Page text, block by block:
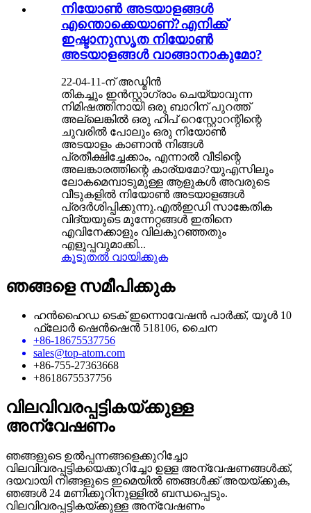
നിയോൺ അടയാളങ്ങൾ
എന്തൊക്കെയാണ്?എനിക്ക്
ഇഷ്ടാനുസൃത നിയോൺ
അടയാളങ്ങൾ വാങ്ങാനാകുമോ?
22-04-11-ന് അഡ്മിൻ
തികച്ചും ഇൻസ്റ്റാഗ്രാം ചെയ്യാവുന്ന
നിമിഷത്തിനായി ഒരു ബാറിന് പുറത്ത്
അല്ലെങ്കിൽ ഒരു ഹിപ് റെസ്റ്റോറന്റിന്റെ
ചുവരിൽ പോലും ഒരു നിയോൺ
അടയാളം കാണാൻ നിങ്ങൾ
പ്രതീക്ഷിച്ചേക്കാം, എന്നാൽ വീടിന്റെ
അലങ്കാരത്തിന്റെ കാര്യമോ?യുഎസിലും
ലോകമെമ്പാടുമുള്ള ആളുകൾ അവരുടെ
വീടുകളിൽ നിയോൺ അടയാളങ്ങൾ
പ്രദർശിപ്പിക്കുന്നു.എൽഇഡി സാങ്കേതിക
വിദ്യയുടെ മുന്നേറ്റങ്ങൾ ഇതിനെ
എവിനേക്കാളും വിലകുറഞ്ഞതും
എളുപ്പവുമാക്കി...
കൂടുതൽ വായിക്കുക
ഞങ്ങളെ സമീപിക്കുക
ഹൻഹൈഡ ടെക് ഇന്നൊവേഷൻ പാർക്ക്, യൂൾ 10
ഫ്ലോർ ഷെൻഷെൻ 518106, ചൈന
+86-18675537756
sales@top-atom.com
+86-755-27363668
+8618675537756
വിലവിവരപ്പട്ടികയ്ക്കുള്ള
അന്വേഷണം
ഞങ്ങളുടെ ഉൽപ്പന്നങ്ങളെക്കുറിച്ചോ
വിലവിവരപ്പട്ടികയെക്കുറിച്ചോ ഉള്ള അന്വേഷണങ്ങൾക്ക്,
ദയവായി നിങ്ങളുടെ ഇമെയിൽ ഞങ്ങൾക്ക് അയയ്ക്കുക,
ഞങ്ങൾ 24 മണിക്കൂറിനുള്ളിൽ ബന്ധപ്പെടും.
വിലവിവരപ്പട്ടികയ്ക്കുള്ള അന്വേഷണം